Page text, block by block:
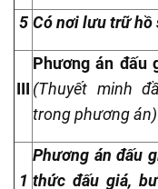
5 Có nơi lưu trữ hồ
III
Phương án đấu
(Thuyết minh
trong phương án)
1
Phương án đấu
thức đấu giá,